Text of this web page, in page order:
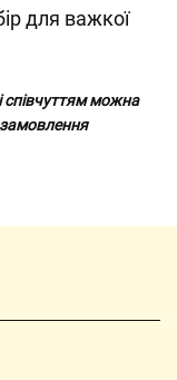
для важкої
співчуттям можна